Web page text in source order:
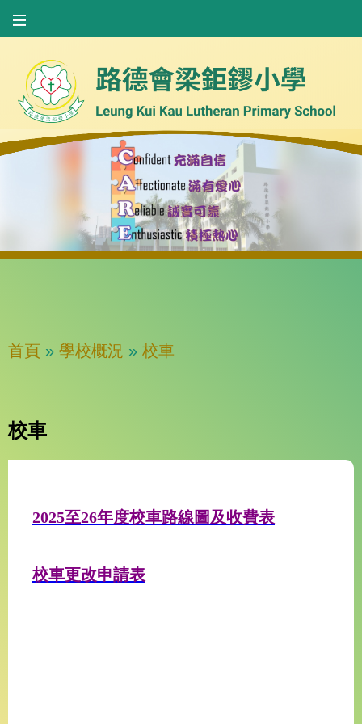
首頁 » 學校概況 » 校車
校車
2025至26年度校車路線圖及收費表
校車更改申請表